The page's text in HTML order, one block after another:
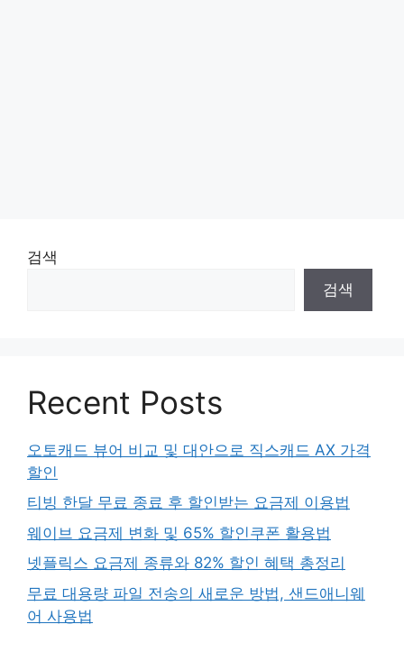
검색
검색
Recent Posts
오토캐드 뷰어 비교 및 대안으로 직스캐드 AX 가격
할인
티빙 한달 무료 종료 후 할인받는 요금제 이용법
웨이브 요금제 변화 및 65% 할인쿠폰 활용법
넷플릭스 요금제 종류와 82% 할인 혜택 총정리
무료 대용량 파일 전송의 새로운 방법, 샌드애니웨
어 사용법